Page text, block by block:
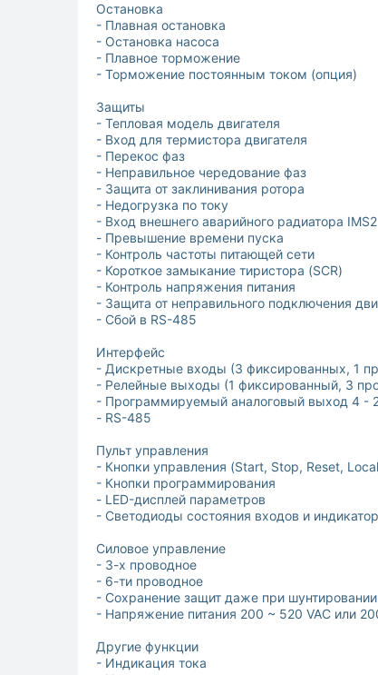
Остановка
- Плавная остановка
- Остановка насоса
- Плавное торможение
- Торможение постоянным током (опция)
Защиты
- Тепловая модель двигателя
- Вход для термистора двигателя
- Перекос фаз
- Неправильное чередование фаз
- Защита от заклинивания ротора
- Недогрузка по току
- Вход внешнего аварийного радиатора IMS2
- Превышение времени пуска
- Контроль частоты питающей сети
- Короткое замыкание тиристора (SCR)
- Контроль напряжения питания
- Защита от неправильного подключения
- Сбой в RS-485
Интерфейс
- Дискретные входы (3 фиксированных, 1
- Релейные выходы (1 фиксированный, 3
- Программируемый аналоговый выход 4 -
- RS-485
Пульт управления
- Кнопки управления (Start, Stop, Reset,
- Кнопки программирования
- LED-дисплей параметров
- Светодиоды состояния входов и
Силовое управление
- 3-х проводное
- 6-ти проводное
- Сохранение защит даже при шунтировании
- Напряжение питания 200 ~ 520 VAC или
Другие функции
- Индикация тока